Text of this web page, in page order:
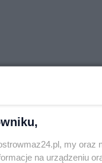
my oraz
na urządzeniu